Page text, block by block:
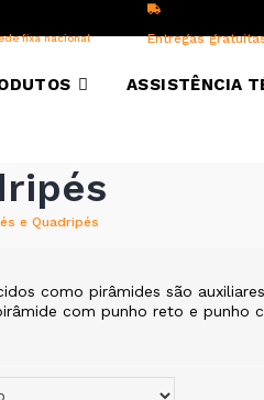
fixa nacional Entregas
ASSISTÊNCIA
e Quadripés
como pirâmides são
com punho reto e punho